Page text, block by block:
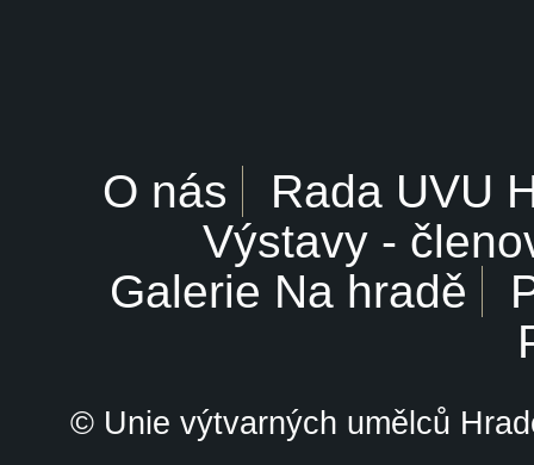
O nás
Rada UVU
Výstavy -
Galerie Na hradě
© Unie výtvarných umělců